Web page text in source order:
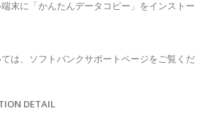
末に「かんたんデータコピー」をインストー
は、ソフトバンクサポートページをご覧くだ
DETAIL